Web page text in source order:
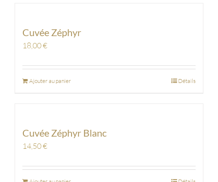
Cuvée Zéphyr
18,00€
Ajouter au panier Détails
Cuvée Zéphyr Blanc
14,50€